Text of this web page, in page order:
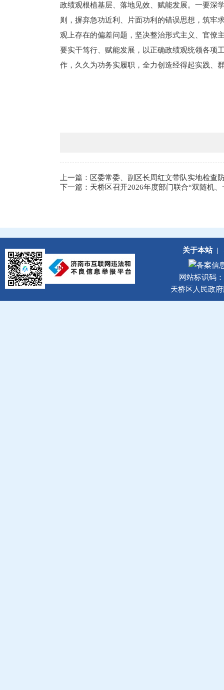
政绩观根植基层、落地见效、赋能发展。一要深
则，摒弃急功近利、片面功利的错误思想，筑牢
观上存在的偏差问题，坚决整治形式主义、官僚
要实干笃行、赋能发展，以正确政绩观统领各项
作，久久为功务实履职，全力创造经得起实践、
上一篇： 区委常委、副区长周红文带队实地检查
下一篇： 天桥区召开2026年度部门联合“双随机
关于本站 |
网站标识码
天桥区人民政